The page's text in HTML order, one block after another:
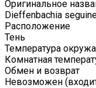
Оригинальное
Dieffenbachia
Расположение
Тень
Температура
Комнатная
Обмен и возврат
Невозможен